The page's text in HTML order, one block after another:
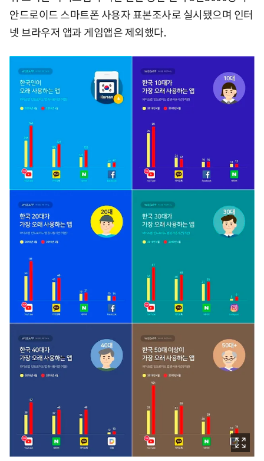
안드로이드 스마트폰 사용자 표본조사로 실시됐으며 인터
넷 브라우저 앱과 게임앱은 제외했다.